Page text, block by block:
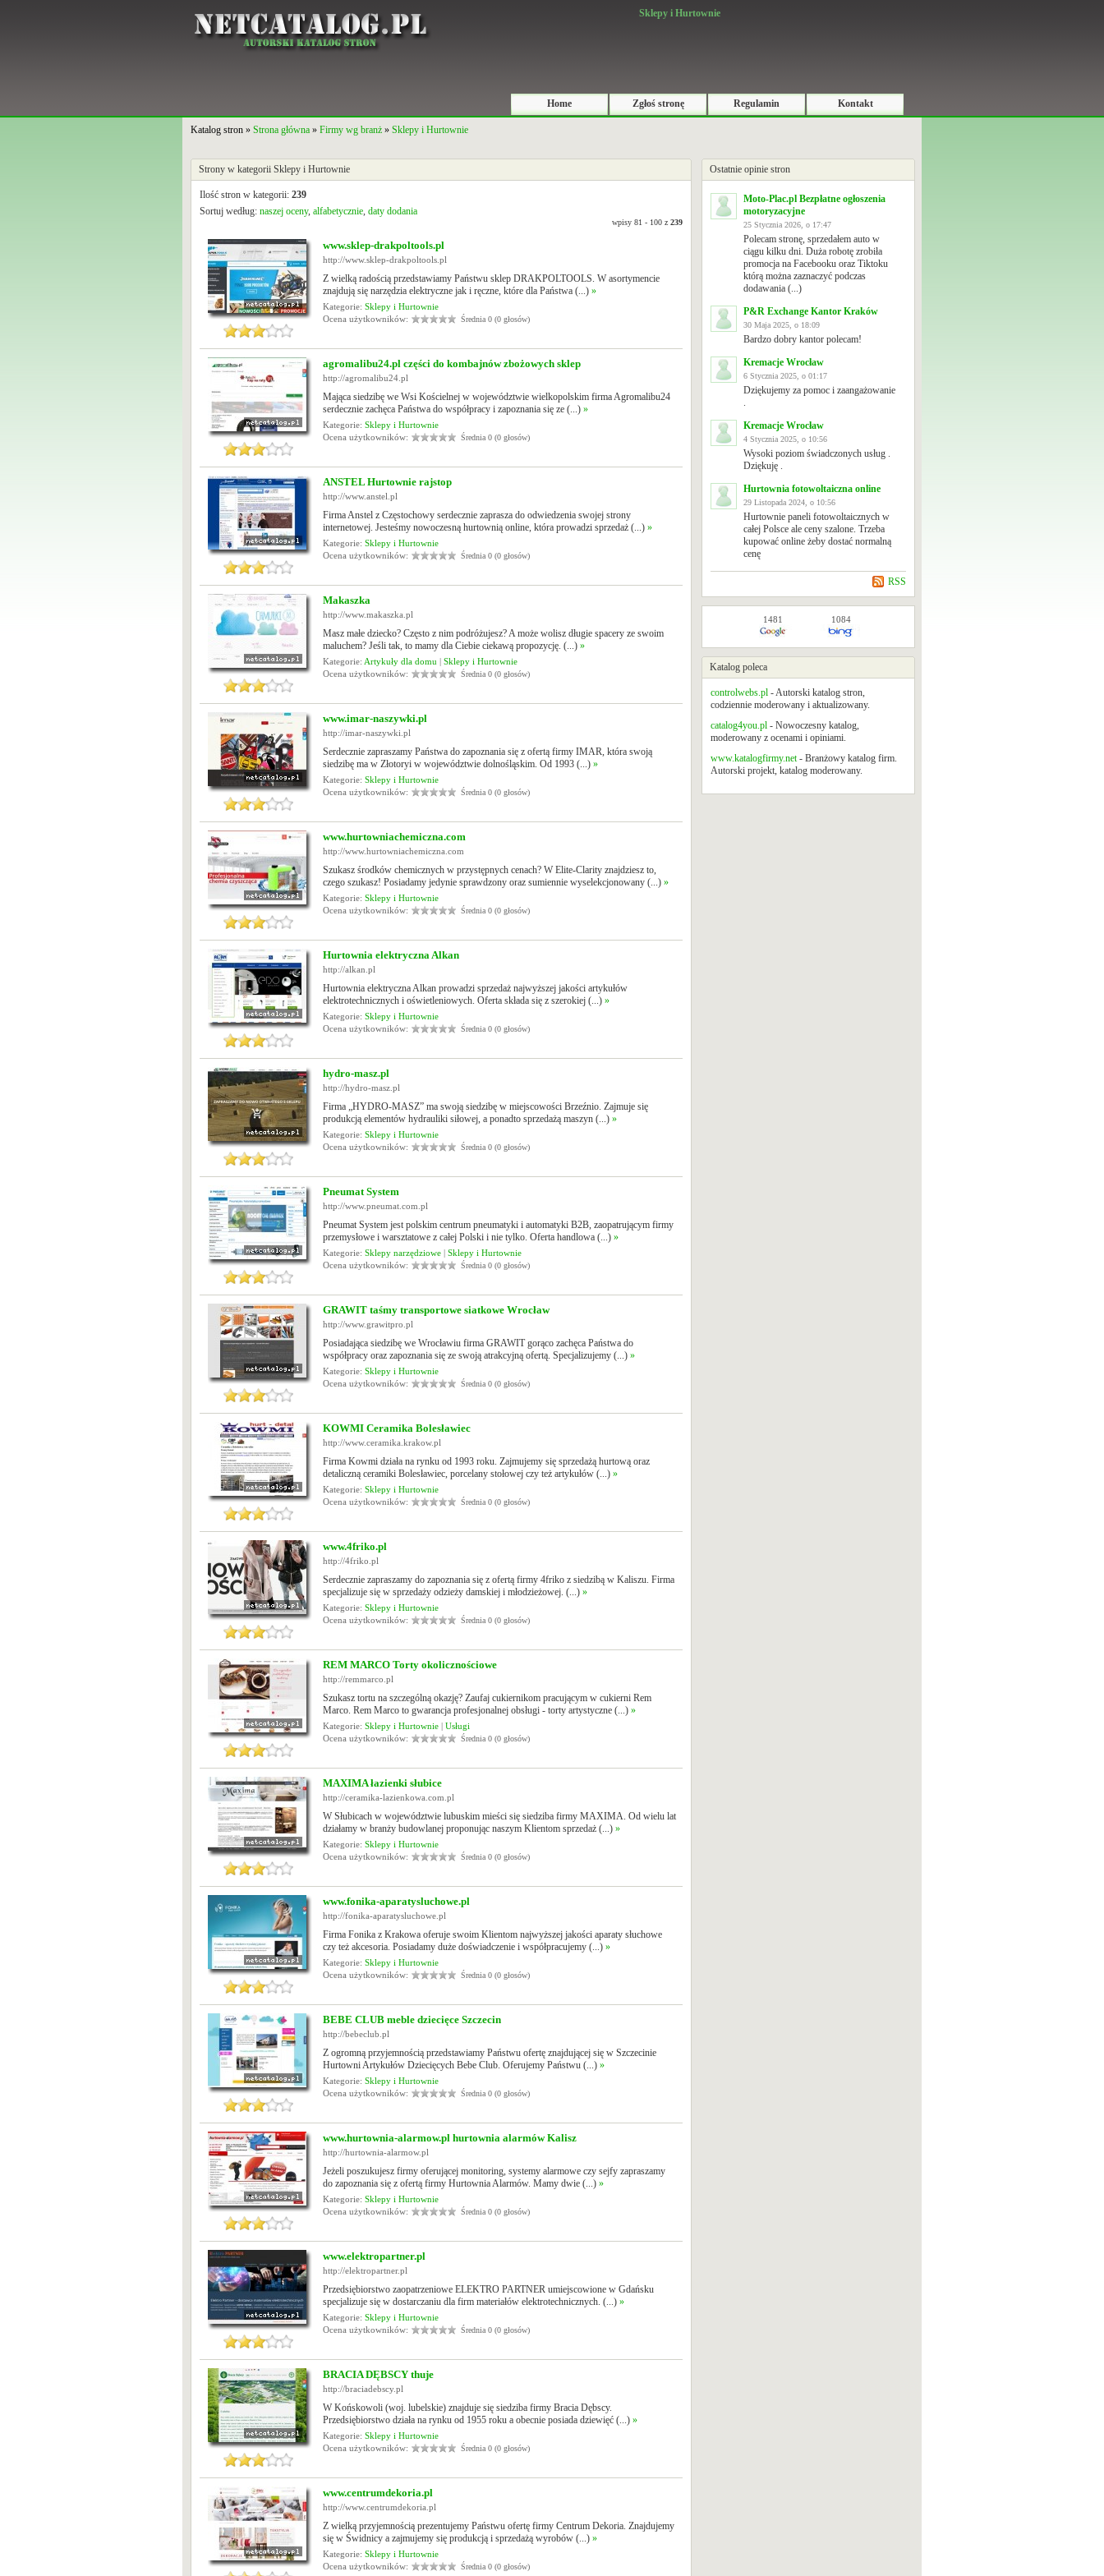
Sklepy i Hurtownie
Home Zgłoś stronę Regulamin Kontakt
Katalog stron » Strona główna » Firmy wg branż » Sklepy i Hurtownie
Strony w kategorii Sklepy i Hurtownie
Ilość stron w kategorii: 239
Sortuj według: naszej oceny, alfabetycznie, daty dodania
wpisy 81 - 100 z 239
www.sklep-drakpoltools.pl
http://www.sklep-drakpoltools.pl
Z wielką radością przedstawiamy Państwu sklep DRAKPOLTOOLS. W asortymencie
znajdują się narzędzia elektryczne jak i ręczne, które dla Państwa (...) »
Kategorie: Sklepy i Hurtownie
Ocena użytkowników:
Średnia 0 (0 głosów)
agromalibu24.pl części do kombajnów zbożowych sklep
http://agromalibu24.pl
Mająca siedzibę we Wsi Kościelnej w województwie wielkopolskim firma Agromalibu24
serdecznie zachęca Państwa do współpracy i zapoznania się ze (...) »
Kategorie: Sklepy i Hurtownie
Ocena użytkowników:
Średnia 0 (0 głosów)
ANSTEL Hurtownie rajstop
http://www.anstel.pl
Firma Anstel z Częstochowy serdecznie zaprasza do odwiedzenia swojej strony
internetowej. Jesteśmy nowoczesną hurtownią online, która prowadzi sprzedaż (...) »
Kategorie: Sklepy i Hurtownie
Ocena użytkowników:
Średnia 0 (0 głosów)
Makaszka
http://www.makaszka.pl
Masz małe dziecko? Często z nim podróżujesz? A może wolisz długie spacery ze swoim
maluchem? Jeśli tak, to mamy dla Ciebie ciekawą propozycję. (...) »
Kategorie: Artykuły dla domu | Sklepy i Hurtownie
Ocena użytkowników:
Średnia 0 (0 głosów)
www.imar-naszywki.pl
http://imar-naszywki.pl
Serdecznie zapraszamy Państwa do zapoznania się z ofertą firmy IMAR, która swoją
siedzibę ma w Złotoryi w województwie dolnośląskim. Od 1993 (...) »
Kategorie: Sklepy i Hurtownie
Ocena użytkowników:
Średnia 0 (0 głosów)
www.hurtowniachemiczna.com
http://www.hurtowniachemiczna.com
Szukasz środków chemicznych w przystępnych cenach? W Elite-Clarity znajdziesz to,
czego szukasz! Posiadamy jedynie sprawdzony oraz sumiennie wyselekcjonowany (...) »
Kategorie: Sklepy i Hurtownie
Ocena użytkowników:
Średnia 0 (0 głosów)
Hurtownia elektryczna Alkan
http://alkan.pl
Hurtownia elektryczna Alkan prowadzi sprzedaż najwyższej jakości artykułów
elektrotechnicznych i oświetleniowych. Oferta składa się z szerokiej (...) »
Kategorie: Sklepy i Hurtownie
Ocena użytkowników:
Średnia 0 (0 głosów)
hydro-masz.pl
http://hydro-masz.pl
Firma „HYDRO-MASZ” ma swoją siedzibę w miejscowości Brzeźnio. Zajmuje się
produkcją elementów hydrauliki siłowej, a ponadto sprzedażą maszyn (...) »
Kategorie: Sklepy i Hurtownie
Ocena użytkowników:
Średnia 0 (0 głosów)
Pneumat System
http://www.pneumat.com.pl
Pneumat System jest polskim centrum pneumatyki i automatyki B2B, zaopatrującym firmy
przemysłowe i warsztatowe z całej Polski i nie tylko. Oferta handlowa (...) »
Kategorie: Sklepy narzędziowe | Sklepy i Hurtownie
Ocena użytkowników:
Średnia 0 (0 głosów)
GRAWIT taśmy transportowe siatkowe Wrocław
http://www.grawitpro.pl
Posiadająca siedzibę we Wrocławiu firma GRAWIT gorąco zachęca Państwa do
współpracy oraz zapoznania się ze swoją atrakcyjną ofertą. Specjalizujemy (...) »
Kategorie: Sklepy i Hurtownie
Ocena użytkowników:
Średnia 0 (0 głosów)
KOWMI Ceramika Bolesławiec
http://www.ceramika.krakow.pl
Firma Kowmi działa na rynku od 1993 roku. Zajmujemy się sprzedażą hurtową oraz
detaliczną ceramiki Bolesławiec, porcelany stołowej czy też artykułów (...) »
Kategorie: Sklepy i Hurtownie
Ocena użytkowników:
Średnia 0 (0 głosów)
www.4friko.pl
http://4friko.pl
Serdecznie zapraszamy do zapoznania się z ofertą firmy 4friko z siedzibą w Kaliszu. Firma
specjalizuje się w sprzedaży odzieży damskiej i młodzieżowej. (...) »
Kategorie: Sklepy i Hurtownie
Ocena użytkowników:
Średnia 0 (0 głosów)
REM MARCO Torty okolicznościowe
http://remmarco.pl
Szukasz tortu na szczególną okazję? Zaufaj cukiernikom pracującym w cukierni Rem
Marco. Rem Marco to gwarancja profesjonalnej obsługi - torty artystyczne (...) »
Kategorie: Sklepy i Hurtownie | Usługi
Ocena użytkowników:
Średnia 0 (0 głosów)
MAXIMA łazienki słubice
http://ceramika-lazienkowa.com.pl
W Słubicach w województwie lubuskim mieści się siedziba firmy MAXIMA. Od wielu lat
działamy w branży budowlanej proponując naszym Klientom sprzedaż (...) »
Kategorie: Sklepy i Hurtownie
Ocena użytkowników:
Średnia 0 (0 głosów)
www.fonika-aparatysluchowe.pl
http://fonika-aparatysluchowe.pl
Firma Fonika z Krakowa oferuje swoim Klientom najwyższej jakości aparaty słuchowe
czy też akcesoria. Posiadamy duże doświadczenie i współpracujemy (...) »
Kategorie: Sklepy i Hurtownie
Ocena użytkowników:
Średnia 0 (0 głosów)
BEBE CLUB meble dziecięce Szczecin
http://bebeclub.pl
Z ogromną przyjemnością przedstawiamy Państwu ofertę znajdującej się w Szczecinie
Hurtowni Artykułów Dziecięcych Bebe Club. Oferujemy Państwu (...) »
Kategorie: Sklepy i Hurtownie
Ocena użytkowników:
Średnia 0 (0 głosów)
www.hurtownia-alarmow.pl hurtownia alarmów Kalisz
http://hurtownia-alarmow.pl
Jeżeli poszukujesz firmy oferującej monitoring, systemy alarmowe czy sejfy zapraszamy
do zapoznania się z ofertą firmy Hurtownia Alarmów. Mamy dwie (...) »
Kategorie: Sklepy i Hurtownie
Ocena użytkowników:
Średnia 0 (0 głosów)
www.elektropartner.pl
http://elektropartner.pl
Przedsiębiorstwo zaopatrzeniowe ELEKTRO PARTNER umiejscowione w Gdańsku
specjalizuje się w dostarczaniu dla firm materiałów elektrotechnicznych. (...) »
Kategorie: Sklepy i Hurtownie
Ocena użytkowników:
Średnia 0 (0 głosów)
BRACIA DĘBSCY thuje
http://braciadebscy.pl
W Końskowoli (woj. lubelskie) znajduje się siedziba firmy Bracia Dębscy.
Przedsiębiorstwo działa na rynku od 1955 roku a obecnie posiada dziewięć (...) »
Kategorie: Sklepy i Hurtownie
Ocena użytkowników:
Średnia 0 (0 głosów)
www.centrumdekoria.pl
http://www.centrumdekoria.pl
Z wielką przyjemnością prezentujemy Państwu ofertę firmy Centrum Dekoria. Znajdujemy
się w Świdnicy a zajmujemy się produkcją i sprzedażą wyrobów (...) »
Kategorie: Sklepy i Hurtownie
Ocena użytkowników:
Średnia 0 (0 głosów)
Ostatnie opinie stron
Moto-Plac.pl Bezpłatne ogłoszenia
motoryzacyjne
25 Stycznia 2026, o 17:47
Polecam stronę, sprzedałem auto w
ciągu kilku dni. Duża robotę zrobiła
promocja na Facebooku oraz Tiktoku
którą można zaznaczyć podczas
dodawania (...)
P&R Exchange Kantor Kraków
30 Maja 2025, o 18:09
Bardzo dobry kantor polecam!
Kremacje Wrocław
6 Stycznia 2025, o 01:17
Dziękujemy za pomoc i zaangażowanie
.
Kremacje Wrocław
4 Stycznia 2025, o 10:56
Wysoki poziom świadczonych usług .
Dziękuję .
Hurtownia fotowoltaiczna online
29 Listopada 2024, o 10:56
Hurtownie paneli fotowoltaicznych w
całej Polsce ale ceny szalone. Trzeba
kupować online żeby dostać normalną
cenę
RSS
1481 1084
Katalog poleca
controlwebs.pl - Autorski katalog stron,
codziennie moderowany i aktualizowany.
catalog4you.pl - Nowoczesny katalog,
moderowany z ocenami i opiniami.
www.katalogfirmy.net- Branżowy katalog firm.
Autorski projekt, katalog moderowany.